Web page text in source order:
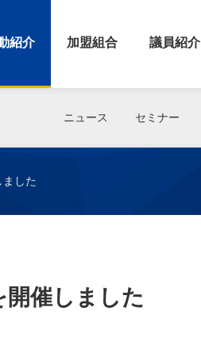
紹介 加盟組合 議員紹介
ニュース セミナー
ました
開催しました